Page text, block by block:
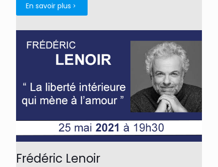
En savoir plus
Frédéric Lenoir